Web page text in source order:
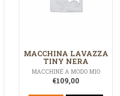
MACCHINA LAVAZZA
TINY NERA
MACCHINE A MODO MIO
€109,00